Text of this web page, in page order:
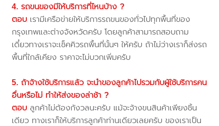
4. รถขนของมีให้บริการที่ไหนบ้าง ?
ตอบ เรามีเครือข่ายให้บริการรถขนของทั่วไปทุกพื้นที่ของ
กรุงเทพและต่างจังหวัดครับ โดยลูกค้าสามารถสอบถาม
เดี๋ยวทางเราจะเช็คคิวรถพื้นที่นั้นๆ ให้ครับ ถ้าไม่ว่างเราก็ส่งรถ
พื้นที่ใกล้เคียง ราคาจะไม่บวกเพิ่มครับ
5. ถ้าจ้างใช้บริการแล้ว จะนำของลูกค้าไปรวมกับผู้ใช้บริการคน
อื่นหรือไม่ ทำให้ส่งของล่าช้า ?
ตอบ ลูกค้าไม่ต้องกังวลนะครับ แม้จะจ้างขนสินค้าเพียงชิ้น
เดียว ทางเราก็ให้บริการลูกค้าท่านเดียวเลยครับ ของเราเป็น